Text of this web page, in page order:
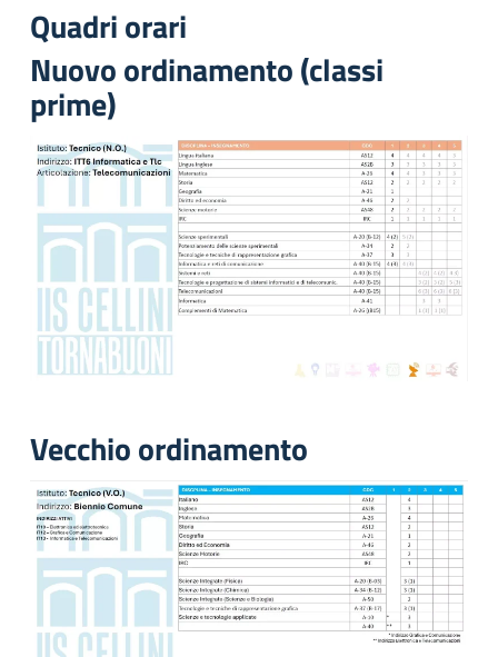
Quadri orari
Nuovo ordinamento (classi
prime)
Vecchio ordinamento